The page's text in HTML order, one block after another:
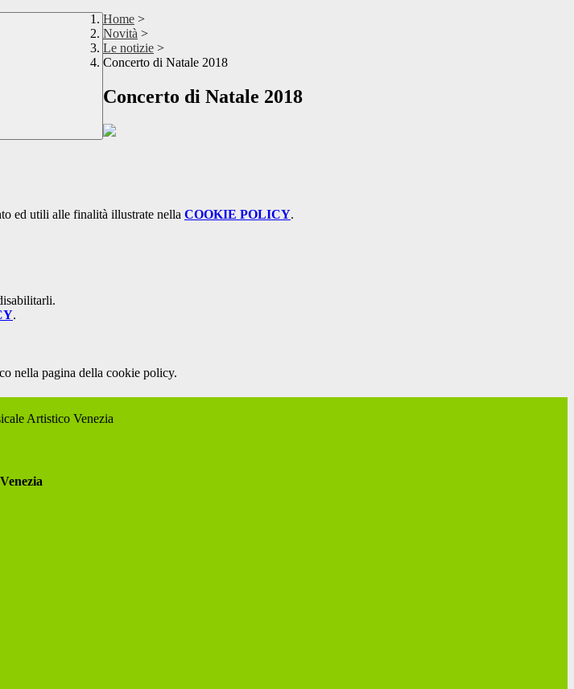
Home >
Novità >
Le notizie >
Concerto di Natale 2018
Concerto di Natale 2018
ed utili alle finalità illustrate nella COOKIE POLICY.
.
nella pagina della cookie policy.
Artistico Venezia